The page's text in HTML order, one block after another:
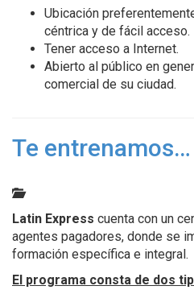
Ubicación
céntrica y de fácil acceso.
Tener acceso a Internet.
Abierto al público en
comercial de su ciudad.
Te entrenamos…
Latin Express cuenta con un
agentes pagadores, donde se
formación específica e integral.
El programa consta de dos